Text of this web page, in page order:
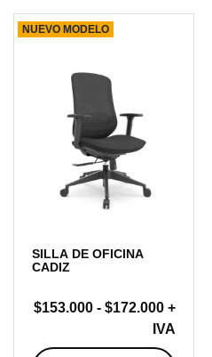
SILLA DE OFICINA
CADIZ
$153.000 - $172.000Rango
de
precios:
+
IVA
NUEVO MODELO